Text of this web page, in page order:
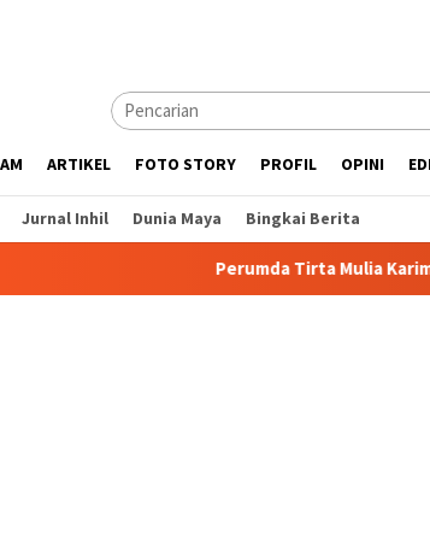
ARTIKEL FOTO STORY PROFIL OPINI
Jurnal Inhil Dunia Maya Bingkai Berita
Perumda Tirta Mulia Karimun Perbaiki